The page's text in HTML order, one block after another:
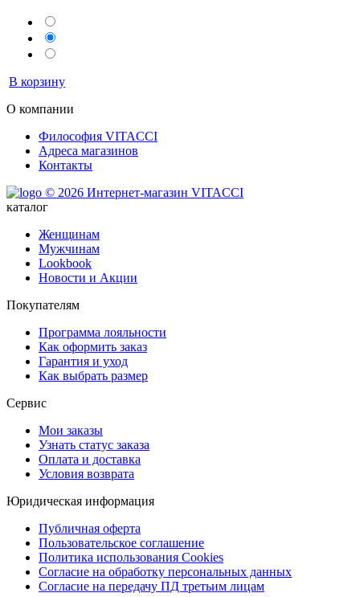
В корзину
О компании
Философия VITACCI
Адреса магазинов
Контакты
© 2026 Интернет-магазин VITACCI
каталог
Женщинам
Мужчинам
Lookbook
Новости и Акции
Покупателям
Программа лояльности
Как оформить заказ
Гарантия и уход
Как выбрать размер
Сервис
Мои заказы
Узнать статус заказа
Оплата и доставка
Условия возврата
Юридическая информация
Публичная оферта
Пользовательское соглашение
Политика использования Cookies
Согласие на обработку персональных данных
Согласие на передачу ПД третьим лицам